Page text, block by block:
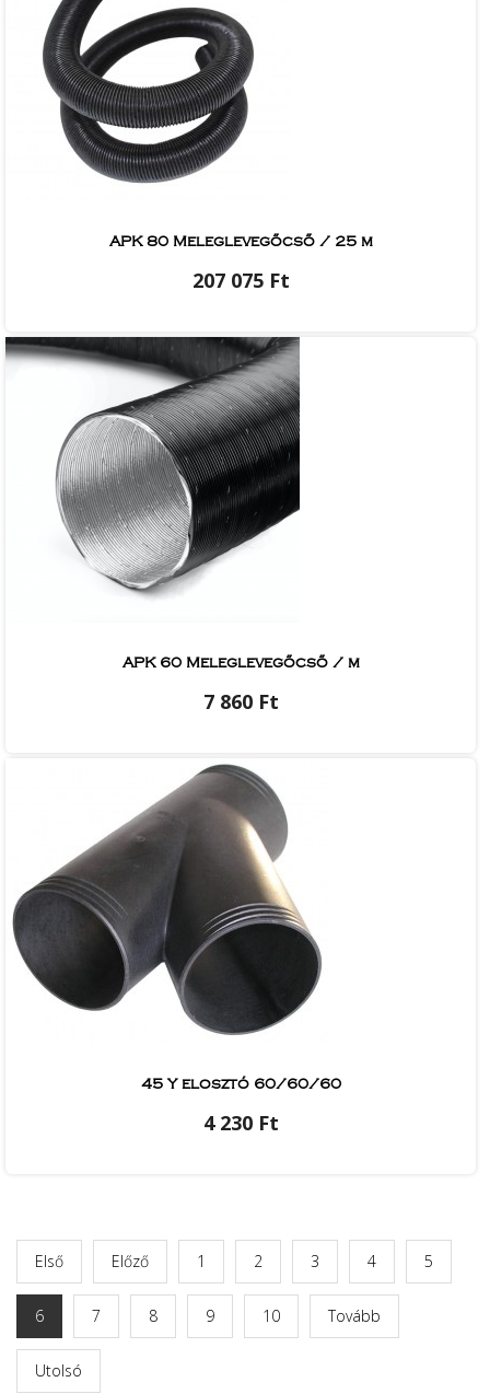
APK 80 Meleglevegőcső / 25 m
207 075 Ft
APK 60 Meleglevegőcső / m
7 860 Ft
45 Y elosztó 60/60/60
4 230 Ft
Első Előző 1 2 3 4 5
6 7 8 9 10 Tovább
Utolsó